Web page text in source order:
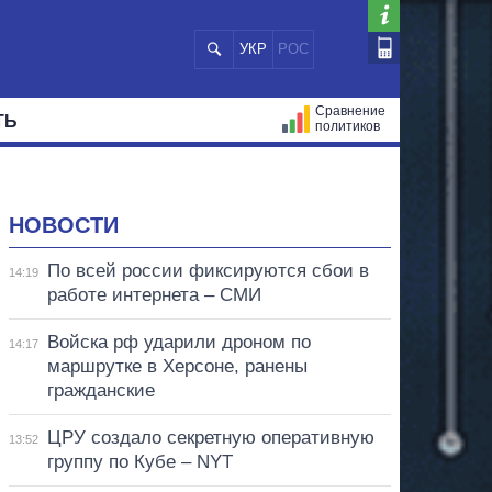
УКР РОС
Сравнение
политиков
НОВОСТИ
14:19
По всей россии фиксируются сбои в
работе интернета – СМИ
14:17
Войска рф ударили дроном по
маршрутке в Херсоне, ранены
гражданские
13:52
ЦРУ создало секретную оперативную
группу по Кубе – NYT